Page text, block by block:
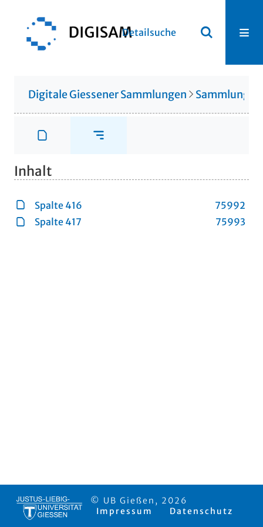
Detailsuche
Digitale Giessener Sammlungen Sammlung
Inhalt
75992
Spalte 416
75993
Spalte 417
© UB Gießen, 2026
Impressum
Datenschutz